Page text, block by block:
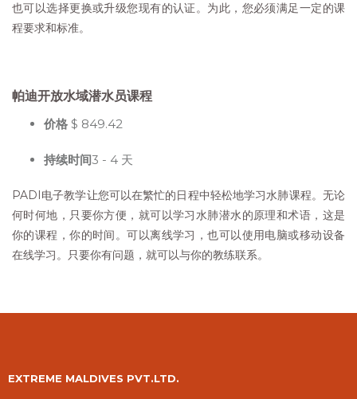
也可以选择更换或升级您现有的认证。为此，您必须满足一定的课
程要求和标准。
帕迪开放水域潜水员课程
价格 $ 849.42
持续时间3 - 4 天
PADI电子教学让您可以在繁忙的日程中轻松地学习水肺课程。无论
何时何地，只要你方便，就可以学习水肺潜水的原理和术语，这是
你的课程，你的时间。可以离线学习，也可以使用电脑或移动设备
在线学习。只要你有问题，就可以与你的教练联系。
EXTREME MALDIVES PVT.LTD.